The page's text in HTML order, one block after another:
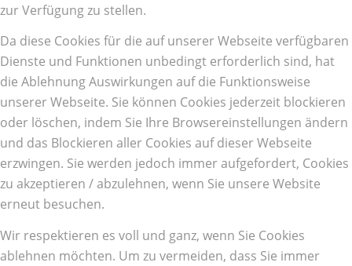
zur Verfügung zu stellen.
Da diese Cookies für die auf unserer Webseite verfügbaren
Dienste und Funktionen unbedingt erforderlich sind, hat
die Ablehnung Auswirkungen auf die Funktionsweise
unserer Webseite. Sie können Cookies jederzeit blockieren
oder löschen, indem Sie Ihre Browsereinstellungen ändern
und das Blockieren aller Cookies auf dieser Webseite
erzwingen. Sie werden jedoch immer aufgefordert, Cookies
zu akzeptieren / abzulehnen, wenn Sie unsere Website
erneut besuchen.
Wir respektieren es voll und ganz, wenn Sie Cookies
ablehnen möchten. Um zu vermeiden, dass Sie immer